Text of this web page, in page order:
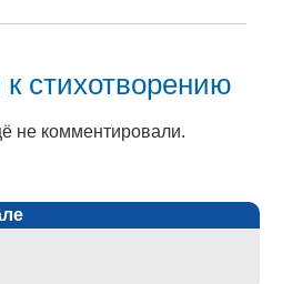
стихотворению
не комментировали.